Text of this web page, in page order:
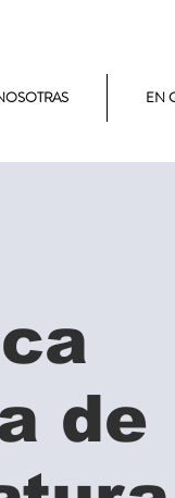
de
EN